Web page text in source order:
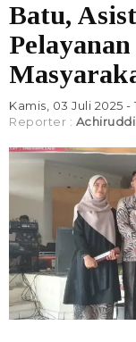
Batu,
Kamis, 03 Juli 2025 -
Reporter :